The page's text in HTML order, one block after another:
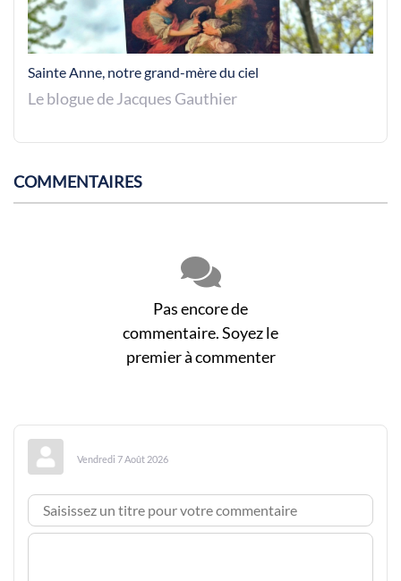
Sainte Anne, notre grand-mère du ciel
Le blogue de Jacques Gauthier
COMMENTAIRES
Pas encore de
commentaire. Soyez le
premier à commenter
Vendredi 7 Août 2026